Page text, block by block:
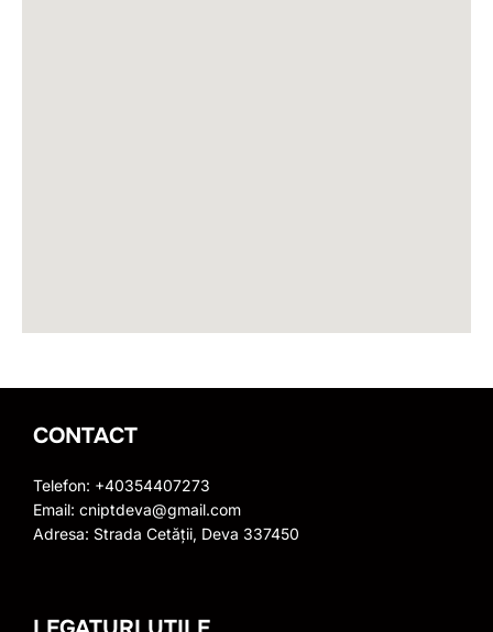
CONTACT
Telefon: +40354407273
Email: cniptdeva@gmail.com
Adresa: Strada Cetății, Deva 337450